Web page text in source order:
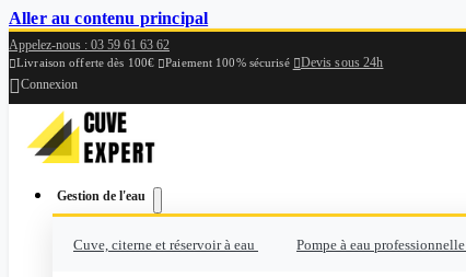
Aller au contenu principal
Appelez-nous : 03 59 61 63 62
Livraison offerte dès 100€ Paiement 100% sécurisé Devis sous 24h
Connexion
Gestion de l'eau
Cuve, citerne et réservoir à eau Pompe à eau professionnelle